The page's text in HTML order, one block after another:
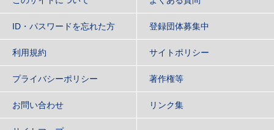
ID・パスワードを忘れた方 登録団体募集中
利用規約 サイトポリシー
プライバシーポリシー 著作権等
お問い合わせ リンク集